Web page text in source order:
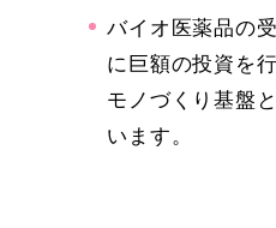
バイオ医薬品の
に巨額の投資を
モノづくり基盤
います。